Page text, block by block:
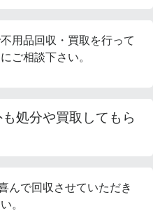
用品回収・買取を行って
ご相談下さい。
処分や買取してもら
んで回収させていただき
。